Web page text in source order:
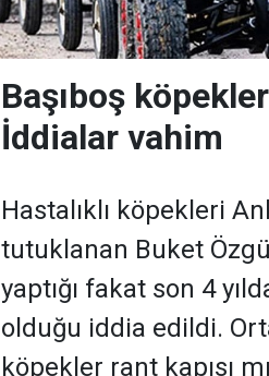
Başıboş
İddialar vahim
Hastalıklı köpekleri
tutuklanan Buket
yaptığı fakat son 4
olduğu iddia edildi.
köpekler rant kapısı